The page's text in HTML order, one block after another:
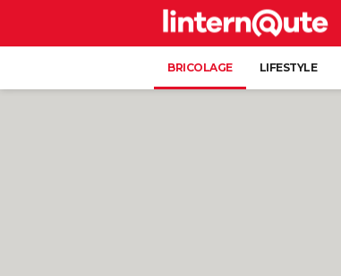
BRICOLAGE LIFESTYLE